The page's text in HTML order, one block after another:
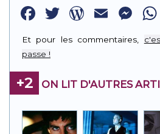
Facebook
TwitterEmail
Et pour les commentaires,
passe !
+2 ON LIT D'AUTRES